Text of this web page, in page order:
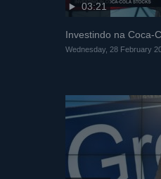
03:21
Investindo na Coca-
Wednesday, 28 February